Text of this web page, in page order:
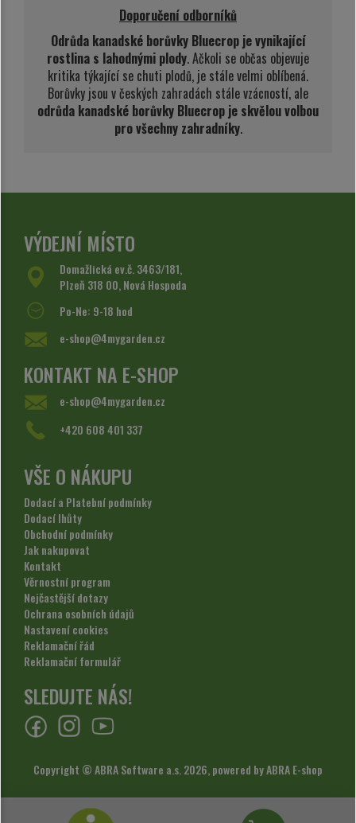
Doporučení odborníků
Odrůda kanadské borůvky Bluecrop je vynikající
rostlina s lahodnými plody. Ačkoli se občas objevuje
kritika týkající se chuti plodů, je stále velmi oblíbená.
Borůvky jsou v českých zahradách stále vzácností, ale
odrůda kanadské borůvky Bluecrop je skvělou volbou
pro všechny zahradníky.
VÝDEJNÍ MÍSTO
Domažlická ev.č. 3463/181,
Plzeň 318 00, Nová Hospoda
Po-Ne: 9-18 hod
e-shop@4mygarden.cz
KONTAKT NA E-SHOP
e-shop@4mygarden.cz
+420 608 401 337
VŠE O NÁKUPU
Dodací a Platební podmínky
Dodací lhůty
Obchodní podmínky
Jak nakupovat
Kontakt
Věrnostní program
Nejčastější dotazy
Ochrana osobních údajů
Nastavení cookies
Reklamační řád
Reklamační formulář
SLEDUJTE NÁS!
Copyright © ABRA Software a.s. 2026,powered by ABRA E-shop